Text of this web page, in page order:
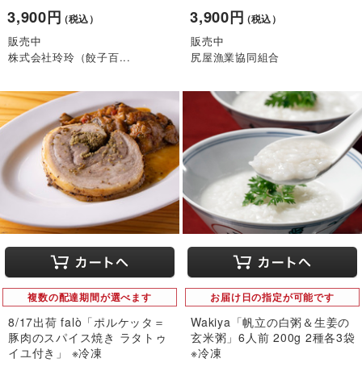
3,900円（税込）
販売中
株式会社玲玲（餃子百...
3,900円（税込）
販売中
尻屋漁業協同組合
複数の配達期間が選べます
8/17出荷 falò「ポルケッタ＝
豚肉のスパイス焼き ラタトゥ
イユ付き」 ※冷凍
お届け日の指定が可能です
Wakiya「帆立の白粥＆生姜の
玄米粥」6人前 200g 2種各3袋
※冷凍